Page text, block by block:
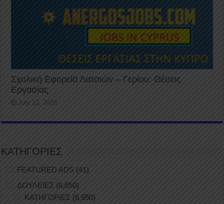
Σχολική Εφορεία Λατσιών – Γερίου: Θέσεις
Εργασίας
July 12, 2026
ΚΑΤΗΓΟΡΙΕΣ
FEATURED ADS (41)
ΔΟΥΛΕΙΕΣ (6,650)
ΚΑΤΗΓΟΡΙΕΣ (6,650)